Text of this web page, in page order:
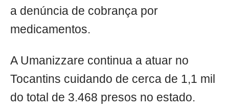
a denúncia de cobrança por
medicamentos.
A Umanizzare continua a atuar no
Tocantins cuidando de cerca de 1,1 mil
do total de 3.468 presos no estado.